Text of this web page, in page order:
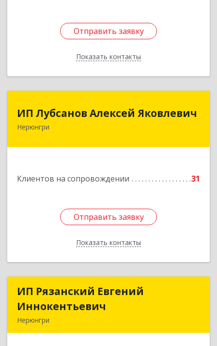
Отправить заявку
Показать контакты
Отправить заявку
Назад
ИП Лубсанов Алексей Яковлевич
Нерюнгри
Клиентов на сопровождении 31
Отправить заявку
Показать контакты
ИП Лубсанов Алексей Яковлевич
675002, Амурская область, г. Благовещенск, ул.
Отправить заявку
Назад
ИП Рязанский Евгений
Иннокентьевич
Нерюнгри
ИП Рязанский Евгений